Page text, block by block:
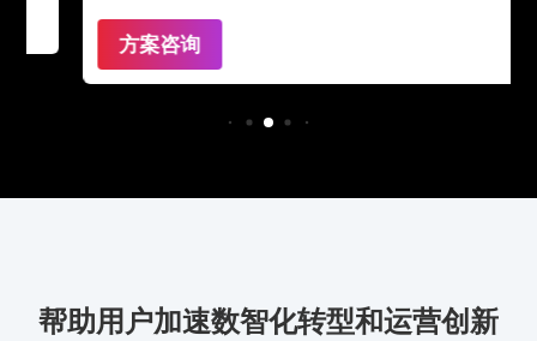
方案咨询
帮助用户加速数智化转型和运营创新